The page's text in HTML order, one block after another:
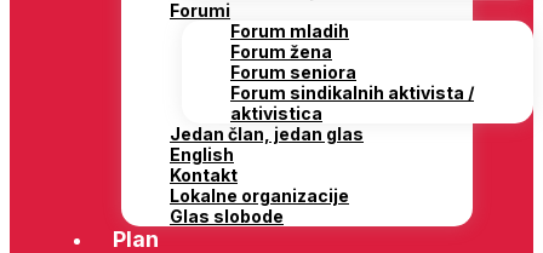
Forumi
Forum mladih
Forum žena
Forum seniora
Forum sindikalnih aktivista /
aktivistica
Jedan član, jedan glas
English
Kontakt
Lokalne organizacije
Glas slobode
Plan